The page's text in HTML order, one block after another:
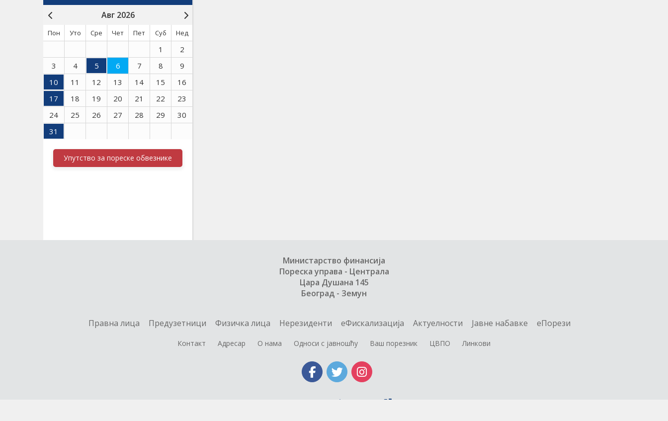
Авг 2026
Пон Уто Сре Чет Пет Суб Нед
1
2
3
4 5 6 7 8
9
10
11 12 13 14 15
16
17
18 19 20 21 22
23
24
25 26 27 28 29
30
31
Упутство за пореске обвезнике
Министарство финансија
Пореска управа - Централа
Цара Душана 145
Београд - Земун
Правна лица Предузетници Физичка лица Нерезиденти еФискализација Актуелности Jавне набавке еПорези
Контакт Адресар О нама Односи с јавношћу Ваш порезник ЦВПО Линкови
Министарство финансија